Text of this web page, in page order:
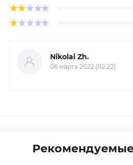
Nikolai Zh.
06 марта 2022 (02:22)